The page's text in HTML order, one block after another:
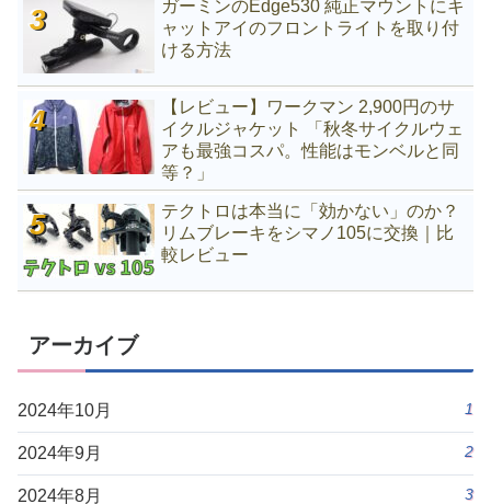
ガーミンのEdge530 純正マウントにキ
ャットアイのフロントライトを取り付
ける方法
【レビュー】ワークマン 2,900円のサ
イクルジャケット 「秋冬サイクルウェ
アも最強コスパ。性能はモンベルと同
等？」
テクトロは本当に「効かない」のか？
リムブレーキをシマノ105に交換｜比
較レビュー
アーカイブ
2024年10月 1
2024年9月 2
2024年8月 3